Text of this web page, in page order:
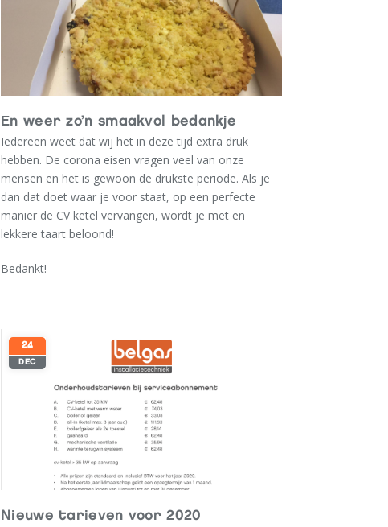
En weer zo’n smaakvol bedankje
Iedereen weet dat wij het in deze tijd extra druk
hebben. De corona eisen vragen veel van onze
mensen en het is gewoon de drukste periode. Als je
dan dat doet waar je voor staat, op een perfecte
manier de CV ketel vervangen, wordt je met en
lekkere taart beloond!
Bedankt!
24
DEC
Nieuwe tarieven voor 2020